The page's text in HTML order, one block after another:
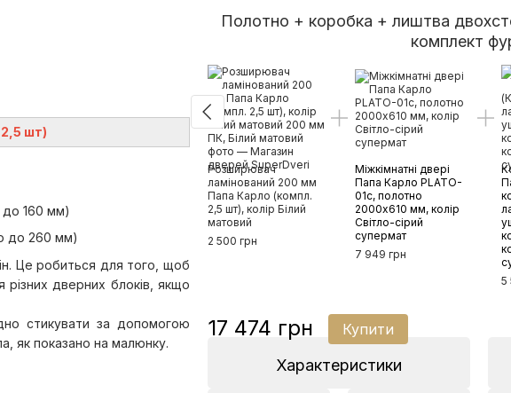
шт)
до 160 мм)
до 260 мм)
Це робиться для того, щоб
різних дверних блоків, якщо
стикувати за допомогою
як показано на малюнку.
Полотно + коробка + лиштва
комплект
Розширювач
ламінований 200 мм
Папа Карло (компл.
2,5 шт), колір Білий
матовий
2 500 грн
Міжкімнатні двері
Папа Карло PLATO-
01с, полотно
2000х610 мм, колір
Світло-сірий
супермат
7 949 грн
5
17 474 грн Купити
Характеристики